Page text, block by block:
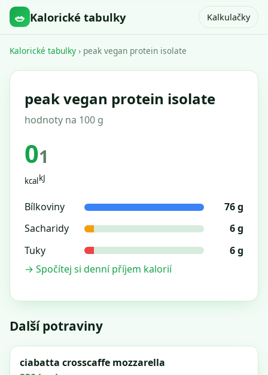
🥗 Kalorické tabulky Kalkulačky
Kalorické tabulky › peak vegan protein isolate
peak vegan protein isolate
hodnoty na 100 g
0
kcal
1
kJ
Bílkoviny
76 g
Sacharidy
6 g
Tuky
6 g
→ Spočítej si denní příjem kalorií
Další potraviny
ciabatta crosscaffe mozzarella